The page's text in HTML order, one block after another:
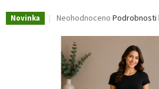
Novinka
Průměrné
produktu
je
0,0
Neohodnoceno Podrobnosti